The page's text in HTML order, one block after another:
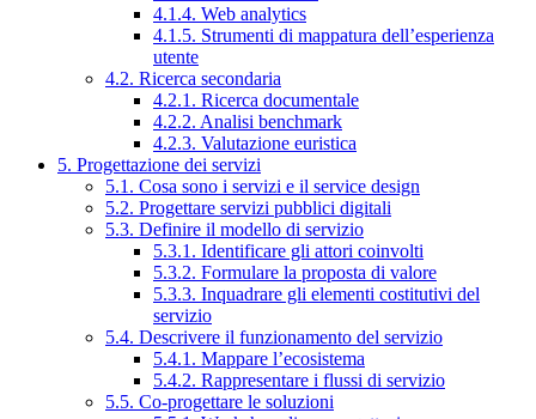
4.1.4. Web analytics
4.1.5. Strumenti di mappatura dell’esperienza
utente
4.2. Ricerca secondaria
4.2.1. Ricerca documentale
4.2.2. Analisi benchmark
4.2.3. Valutazione euristica
5. Progettazione dei servizi
5.1. Cosa sono i servizi e il service design
5.2. Progettare servizi pubblici digitali
5.3. Definire il modello di servizio
5.3.1. Identificare gli attori coinvolti
5.3.2. Formulare la proposta di valore
5.3.3. Inquadrare gli elementi costitutivi del
servizio
5.4. Descrivere il funzionamento del servizio
5.4.1. Mappare l’ecosistema
5.4.2. Rappresentare i flussi di servizio
5.5. Co-progettare le soluzioni